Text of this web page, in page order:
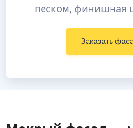
песком, финишная
Заказать